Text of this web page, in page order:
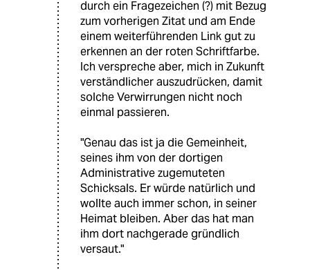
durch ein Fragezeichen (?) mit Bezug
zum vorherigen Zitat und am Ende
einem weiterführenden Link gut zu
erkennen an der roten Schriftfarbe.
Ich verspreche aber, mich in Zukunft
verständlicher auszudrücken, damit
solche Verwirrungen nicht noch
einmal passieren.
"Genau das ist ja die Gemeinheit,
seines ihm von der dortigen
Administrative zugemuteten
Schicksals. Er würde natürlich und
wollte auch immer schon, in seiner
Heimat bleiben. Aber das hat man
ihm dort nachgerade gründlich
versaut."